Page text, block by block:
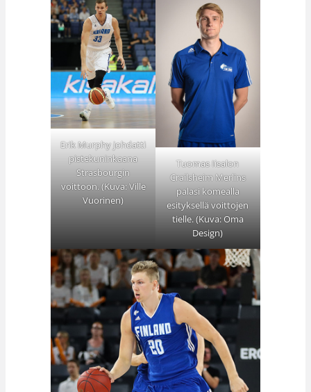
Erik Murphy johdatti
pistekuninkaana
Strasbourgin
voittoon. (Kuva: Ville
Vuorinen)
Tuomas Iisalon
Crailsheim Merlins
palasi komealla
esityksellä voittojen
tielle. (Kuva: Oma
Design)